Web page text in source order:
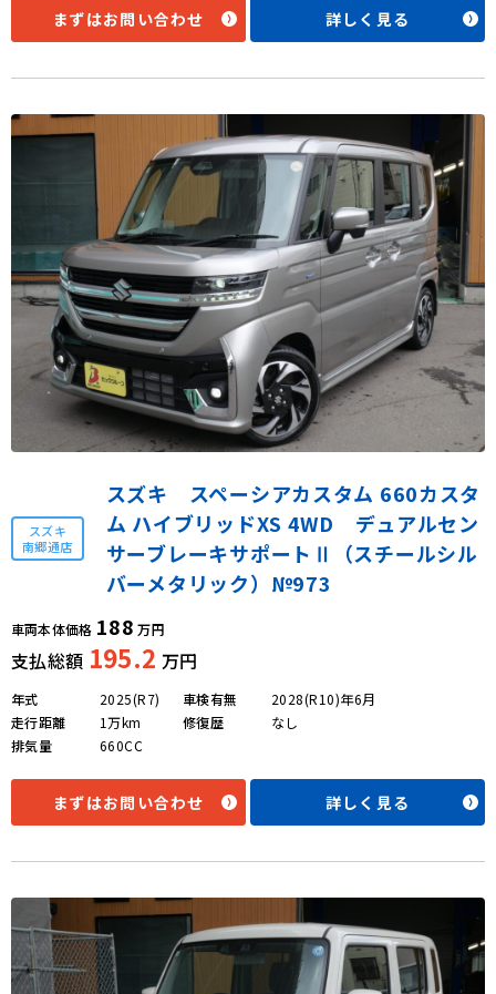
まずはお問い合わせ 詳しく見る
スズキ
南郷通店
スズキ スペーシアカスタム 660カスタ
ム ハイブリッドXS 4WD デュアルセン
サーブレーキサポートⅡ（スチールシル
バーメタリック）№973
車両本体価格 188 万円
支払総額 195.2 万円
年式
2025(R7)
走行距離
1万km
排気量
660CC
車検有無
2028(R10)年6月
修復歴
なし
まずはお問い合わせ 詳しく見る